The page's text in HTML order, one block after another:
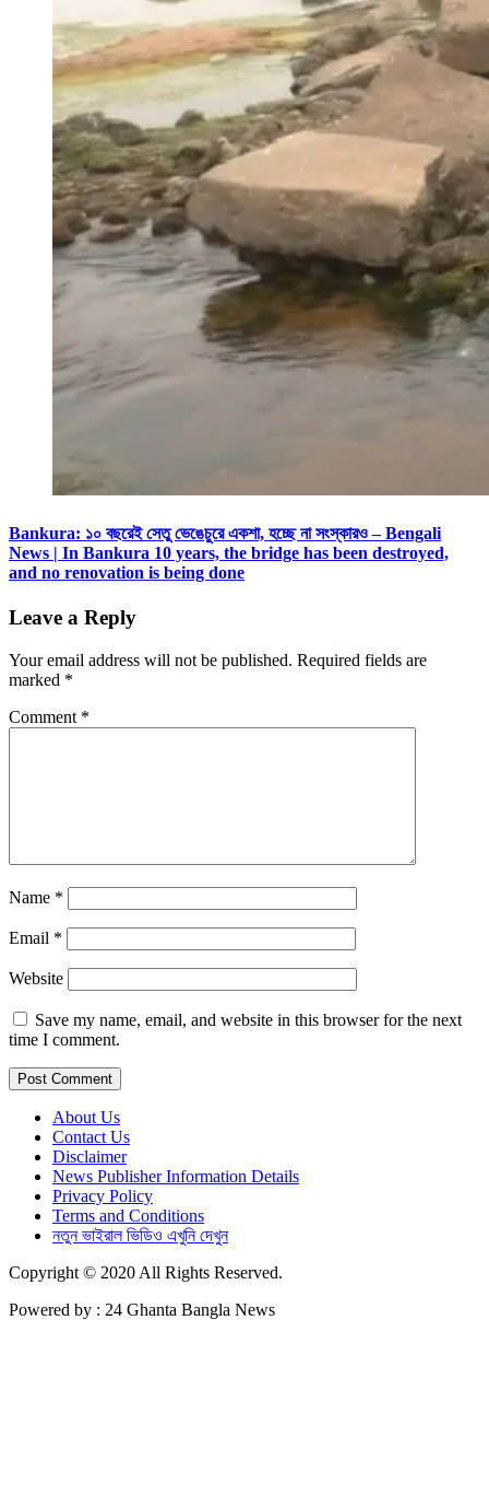
Bankura: ১০ বছরেই সেতু ভেঙেচুরে একশা, হচ্ছে না সংস্কারও – Bengali
News | In Bankura 10 years, the bridge has been destroyed,
and no renovation is being done
Leave a Reply
Your email address will not be published. Required fields are
marked *
Comment *
Name *
Email *
Website
Save my name, email, and website in this browser for the next
time I comment.
About Us
Contact Us
Disclaimer
News Publisher Information Details
Privacy Policy
Terms and Conditions
নতুন ভাইরাল ভিডিও এখুনি দেখুন
Copyright © 2020 All Rights Reserved.
Powered by : 24 Ghanta Bangla News